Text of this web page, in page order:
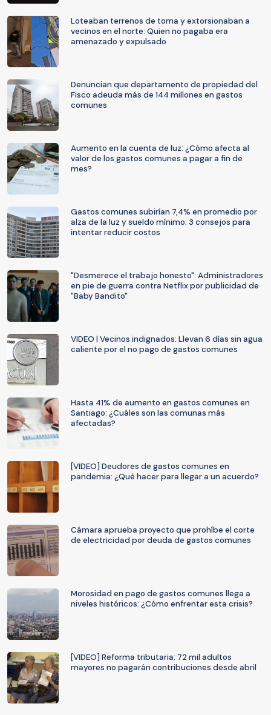
Loteaban terrenos de toma y extorsionaban a
vecinos en el norte: Quien no pagaba era
amenazado y expulsado
Denuncian que departamento de propiedad del
Fisco adeuda más de 144 millones en gastos
comunes
Aumento en la cuenta de luz: ¿Cómo afecta al
valor de los gastos comunes a pagar a fin de
mes?
Gastos comunes subirían 7,4% en promedio por
alza de la luz y sueldo mínimo: 3 consejos para
intentar reducir costos
"Desmerece el trabajo honesto": Administradores
en pie de guerra contra Netflix por publicidad de
"Baby Bandito"
VIDEO | Vecinos indignados: Llevan 6 días sin agua
caliente por el no pago de gastos comunes
Hasta 41% de aumento en gastos comunes en
Santiago: ¿Cuáles son las comunas más
afectadas?
[VIDEO] Deudores de gastos comunes en
pandemia: ¿Qué hacer para llegar a un acuerdo?
Cámara aprueba proyecto que prohíbe el corte
de electricidad por deuda de gastos comunes
Morosidad en pago de gastos comunes llega a
niveles históricos: ¿Cómo enfrentar esta crisis?
[VIDEO] Reforma tributaria: 72 mil adultos
mayores no pagarán contribuciones desde abril